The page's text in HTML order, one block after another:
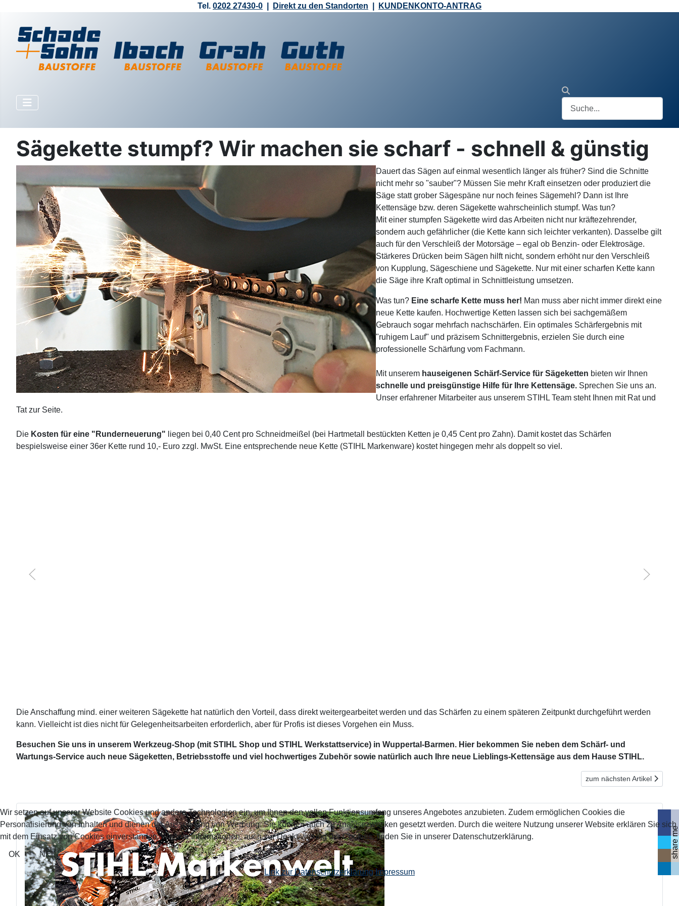
Tel. 0202 27430-0 Direkt zu den Standorten KUNDENKONTO-ANTRAG
Sägekette stumpf? Wir machen sie scharf - schnell & günstig
Dauert das Sägen auf einmal wesentlich länger als früher? Sind die Schnitte
nicht mehr so "sauber"? Müssen Sie mehr Kraft einsetzen oder produziert die
Säge statt grober Sägespäne nur noch feines Sägemehl? Dann ist Ihre
Kettensäge bzw. deren Sägekette wahrscheinlich stumpf. Was tun?
Mit einer stumpfen Sägekette wird das Arbeiten nicht nur kräftezehrender,
sondern auch gefährlicher (die Kette kann sich leichter verkanten). Dasselbe gilt
auch für den Verschleiß der Motorsäge – egal ob Benzin- oder Elektrosäge.
Stärkeres Drücken beim Sägen hilft nicht, sondern erhöht nur den Verschleiß
von Kupplung, Sägeschiene und Sägekette. Nur mit einer scharfen Kette kann
die Säge ihre Kraft optimal in Schnittleistung umsetzen.
Was tun? Eine scharfe Kette muss her! Man muss aber nicht immer direkt eine
neue Kette kaufen. Hochwertige Ketten lassen sich bei sachgemäßem
Gebrauch sogar mehrfach nachschärfen. Ein optimales Schärfergebnis mit
"ruhigem Lauf" und präzisem Schnittergebnis, erzielen Sie durch eine
professionelle Schärfung vom Fachmann.
Mit unserem hauseigenen Schärf-Service für Sägeketten bieten wir Ihnen
schnelle und preisgünstige Hilfe für Ihre Kettensäge. Sprechen Sie uns an.
Unser erfahrener Mitarbeiter aus unserem STIHL Team steht Ihnen mit Rat und
Tat zur Seite.
Die Kosten für eine "Runderneuerung" liegen bei 0,40 Cent pro Schneidmeißel (bei Hartmetall bestückten Ketten je 0,45 Cent pro Zahn). Damit kostet das Schärfen
bespielsweise einer 36er Kette rund 10,- Euro zzgl. MwSt. Eine entsprechende neue Kette (STIHL Markenware) kostet hingegen mehr als doppelt so viel.
Die Anschaffung mind. einer weiteren Sägekette hat natürlich den Vorteil, dass direkt weitergearbeitet werden und das Schärfen zu einem späteren Zeitpunkt durchgeführt werden
kann. Vielleicht ist dies nicht für Gelegenheitsarbeiten erforderlich, aber für Profis ist dieses Vorgehen ein Muss.
Besuchen Sie uns in unserem Werkzeug-Shop (mit STIHL Shop und STIHL Werkstattservice) in Wuppertal-Barmen. Hier bekommen Sie neben dem Schärf- und
Wartungs-Service auch neue Sägeketten, Betriebsstoffe und viel hochwertiges Zubehör sowie natürlich auch Ihre neue Lieblings-Kettensäge aus dem Hause STIHL.
Nächster Beitrag: NEU:
zum nächsten Artikel
share me
Wir setzen auf unserer Website Cookies und andere Technologien ein, um Ihnen den vollen Funktionsumfang unseres Angebotes anzubieten. Zudem ermöglichen Cookies die
Personalisierung von Inhalten und dienen der Ausspielung von Werbung. Sie können auch zu Analysezwecken gesetzt werden. Durch die weitere Nutzung unserer Website erklären Sie sich
mit dem Einsatz von Cookies einverstanden. Weitere Informationen, auch zur Deaktivierung der Cookies, finden Sie in unserer Datenschutzerklärung.
OK NEIN
Link zur Datenschutzerklärung Impressum